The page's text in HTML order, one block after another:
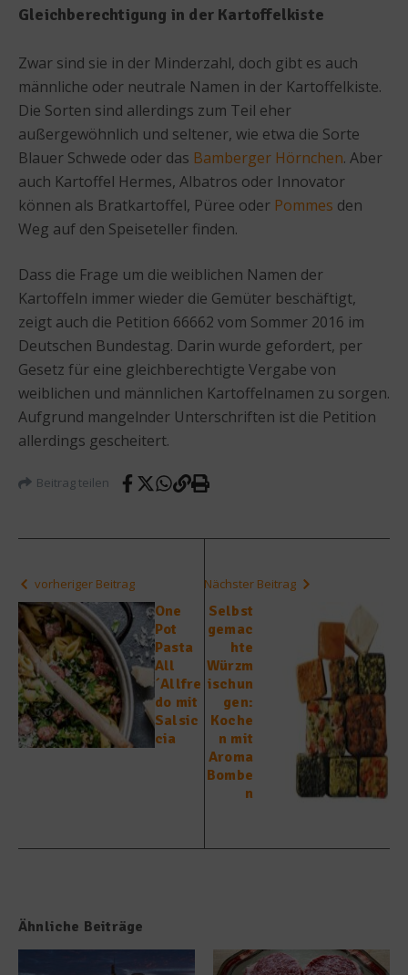
Gleichberechtigung in der Kartoffelkiste
Zwar sind sie in der Minderzahl, doch gibt es auch
männliche oder neutrale Namen in der Kartoffelkiste.
Die Sorten sind allerdings zum Teil eher
außergewöhnlich und seltener, wie etwa die Sorte
Blauer Schwede oder das Bamberger Hörnchen. Aber
auch Kartoffel Hermes, Albatros oder Innovator
können als Bratkartoffel, Püree oder Pommes den
Weg auf den Speiseteller finden.
Dass die Frage um die weiblichen Namen der
Kartoffeln immer wieder die Gemüter beschäftigt,
zeigt auch die Petition 66662 vom Sommer 2016 im
Deutschen Bundestag. Darin wurde gefordert, per
Gesetz für eine gleichberechtigte Vergabe von
weiblichen und männlichen Kartoffelnamen zu sorgen.
Aufgrund mangelnder Unterschriften ist die Petition
allerdings gescheitert.
Beitrag teilen
vorheriger Beitrag
One
Pot
Pasta
All
´Allfre
do mit
Salsic
cia
Nächster Beitrag
Selbst
gemac
hte
Würzm
ischun
gen:
Koche
n mit
Aroma
Bombe
n
Ähnliche Beiträge